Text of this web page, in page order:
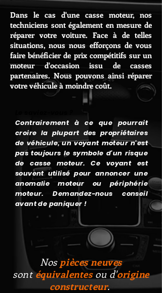
Dans le cas d'une casse moteur, nos
techniciens sont également en mesure de
réparer votre voiture. Face à de telles
situations, nous nous efforçons de vous
faire bénéficier de prix compétitifs sur un
moteur d'occasion issu de casses
partenaires. Nous pouvons ainsi réparer
votre véhicule à moindre coût.
Contrairement à ce que pourrait
croire la plupart des propriétaires
de véhicule, un voyant moteur n'est
pas toujours le symbole d'un risque
de casse moteur. Ce voyant est
souvent utilisé pour annoncer une
anomalie moteur ou périphérie
moteur. Demandez-nous conseil
avant de paniquer !
Nos pièces neuves
sontéquivalentesou d'origine
constructeur.